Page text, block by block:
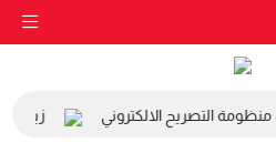
التصريح الالكتروني زيارة